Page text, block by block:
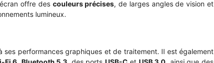
offre des couleurs précises, de larges angles de vision et
lumineux.
ses performances graphiques et de traitement. Il est également